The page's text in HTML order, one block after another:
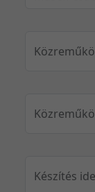
Készítés